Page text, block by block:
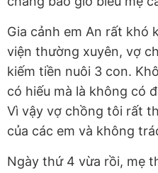
Gia cảnh em An rất khó
viện thường xuyên, vợ
kiếm tiền nuôi 3 con.
có hiếu mà là không có
Vì vậy vợ chồng tôi rất
của các em và không
Ngày thứ 4 vừa rồi, mẹ